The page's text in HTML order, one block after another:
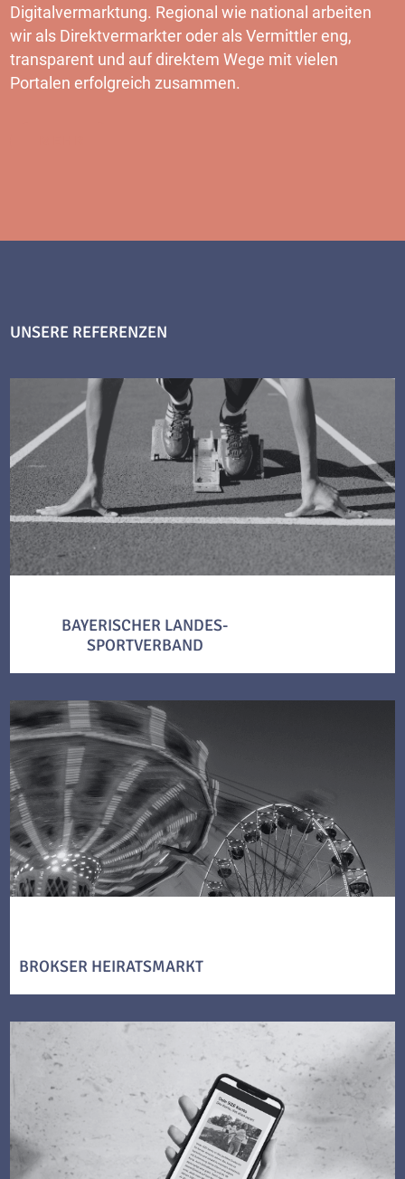
Digitalvermarktung. Regional wie national arbeiten
wir als Direktvermarkter oder als Vermittler eng,
transparent und auf direktem Wege mit vielen
Portalen erfolgreich zusammen.
UNSERE REFERENZEN
BAYERISCHER LANDES-
SPORTVERBAND
BROKSER HEIRATSMARKT